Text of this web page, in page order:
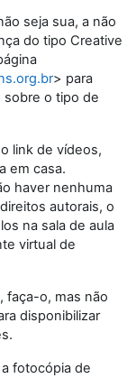
seja sua, a não
do tipo Creative
> para
sobre o tipo de
link de vídeos,
em casa.
haver nenhuma
autorais, o
na sala de aula
virtual de
faça-o, mas não
disponibilizar
fotocópia de